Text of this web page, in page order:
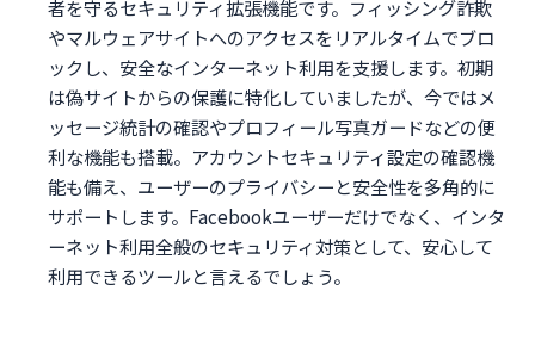
者を守るセキュリティ拡張機能です。フィッシング詐欺
やマルウェアサイトへのアクセスをリアルタイムでブロ
ックし、安全なインターネット利用を支援します。初期
は偽サイトからの保護に特化していましたが、今ではメ
ッセージ統計の確認やプロフィール写真ガードなどの便
利な機能も搭載。アカウントセキュリティ設定の確認機
能も備え、ユーザーのプライバシーと安全性を多角的に
サポートします。Facebookユーザーだけでなく、インタ
ーネット利用全般のセキュリティ対策として、安心して
利用できるツールと言えるでしょう。